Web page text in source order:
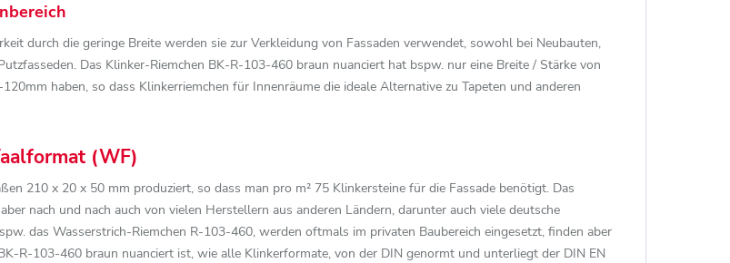
durch die geringe Breite werden sie zur Verkleidung von Fassaden verwendet, sowohl bei Neubauten,
Das Klinker-Riemchen BK-R-103-460 braun nuanciert hat bspw. nur eine Breite / Stärke von
haben, so dass Klinkerriemchen für Innenräume die ideale Alternative zu Tapeten und anderen
(WF)
210 x 20 x 50 mm produziert, so dass man pro m² 75 Klinkersteine für die Fassade benötigt. Das
nach und nach auch von vielen Herstellern aus anderen Ländern, darunter auch viele deutsche
das Wasserstrich-Riemchen R-103-460, werden oftmals im privaten Baubereich eingesetzt, finden aber
R-103-460 braun nuanciert ist, wie alle Klinkerformate, von der DIN genormt und unterliegt der DIN EN